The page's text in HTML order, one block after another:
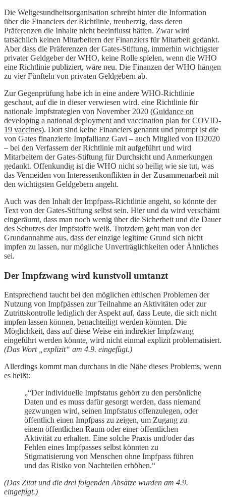
Die Weltgesundheitsorganisation schreibt hinter die Information
über die Financiers der Richtlinie, treuherzig, dass deren
Präferenzen die Inhalte nicht beeinflusst hätten. Zwar wird
tatsächlich keinen Mitarbeitern der Finanziers für Mitarbeit gedankt.
Aber dass die Präferenzen der Gates-Stiftung, immerhin wichtigster
privater Geldgeber der WHO, keine Rolle spielen, wenn die WHO
eine Richtlinie publiziert, wäre neu. Die Finanzen der WHO hängen
zu vier Fünfteln von privaten Geldgebern ab.
Zur Gegenprüfung habe ich in eine andere WHO-Richtlinie
geschaut, auf die in dieser verwiesen wird. eine Richtlinie für
nationale Impfstrategien von November 2020 (Guidance on
developing a national deployment and vaccination plan for COVID-
19 vaccines). Dort sind keine Financiers genannt und prompt ist die
von Gates finanzierte Impfallianz Gavi – auch Mitglied von ID2020
– bei den Verfassern der Richtlinie mit aufgeführt und wird
Mitarbeitern der Gates-Stiftung für Durchsicht und Anmerkungen
gedankt. Offenkundig ist die WHO nicht so heilig wie sie tut, was
das Vermeiden von Interessenkonflikten in der Zusammenarbeit mit
den wichtigsten Geldgebern angeht.
Auch was den Inhalt der Impfpass-Richtlinie angeht, so könnte der
Text von der Gates-Stiftung selbst sein. Hier und da wird verschämt
eingeräumt, dass man noch wenig über die Sicherheit und die Dauer
des Schutzes der Impfstoffe weiß. Trotzdem geht man von der
Grundannahme aus, dass der einzige legitime Grund sich nicht
impfen zu lassen, nur mögliche Unverträglichkeiten oder Ähnliches
sei.
Der Impfzwang wird kunstvoll umtanzt
Entsprechend taucht bei den möglichen ethischen Problemen der
Nutzung von Impfpässen zur Teilnahme an Aktivitäten oder zur
Zutrittskontrolle lediglich der Aspekt auf, dass Leute, die sich nicht
impfen lassen können, benachteiligt werden könnten. Die
Möglichkeit, dass auf diese Weise ein indirekter Impfzwang
eingeführt werden könnte, wird nicht einmal explizit problematisiert.
(Das Wort „explizit“ am 4.9. eingefügt.)
Allerdings kommt man durchaus in die Nähe dieses Problems, wenn
es heißt:
„“Der individuelle Impfstatus gehört zu den persönliche
Daten und es muss dafür gesorgt werden, dass niemand
gezwungen wird, seinen Impfstatus offenzulegen, oder
öffentlich einen Impfpass zu zeigen, um Zugang zu
einem öffentlichen Raum oder einer öffentlichen
Aktivität zu erhalten. Eine solche Praxis und/oder das
Fehlen eines Impfpasses selbst könnten zu
Stigmatisierung von Menschen ohne Impfpass führen
und das Risiko von Nachteilen erhöhen.“
(Das Zitat und die drei folgenden Absätze wurden am 4.9.
eingefügt.)